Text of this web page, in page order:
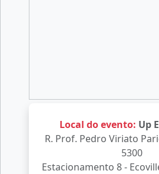
Local do evento: Up
R. Prof. Pedro Viriato
5300
Estacionamento 8 -